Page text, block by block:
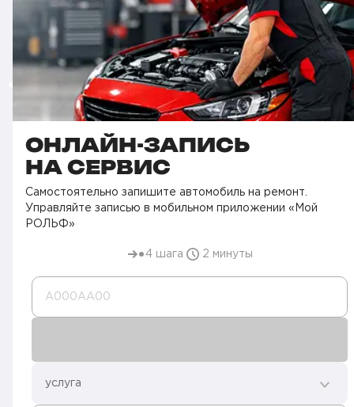
ОНЛАЙН-ЗАПИСЬ
НА СЕРВИС
Самостоятельно запишите автомобиль на ремонт.
Управляйте записью в мобильном приложении «Мой
РОЛЬФ»
4 шага 2 минуты
А000AA00
услуга